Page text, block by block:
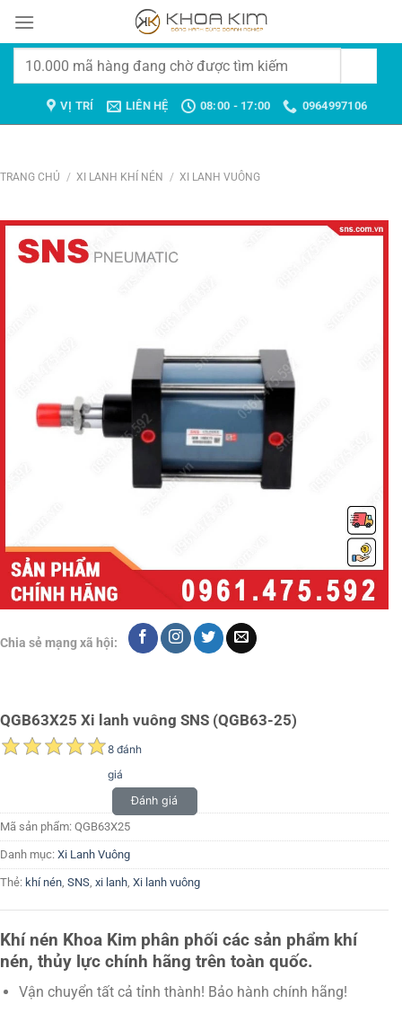
đến
Tìm
VỊ TRÍ LIÊN HỆ 08:00 - 17:00 0964997106
TRANG CHỦ / XI LANH KHÍ NÉN / XI LANH VUÔNG
Chia sẻ mạng xã hội:
QGB63X25 Xi lanh vuông SNS (QGB63-25)
8 đánh
giá
Đánh giá
Mã sản phẩm: QGB63X25
Danh mục: Xi Lanh Vuông
Thẻ: khí nén SNS xi lanh Xi lanh vuông
Khí nén Khoa Kim phân phối các sản phẩm khí
nén, thủy lực chính hãng trên toàn quốc.
Vận chuyển tất cả tỉnh thành! Bảo hành chính hãng!